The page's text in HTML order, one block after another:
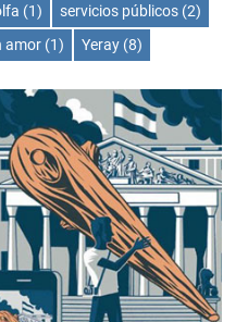
(1) servicios públicos (2)
amor (1) Yeray (8)